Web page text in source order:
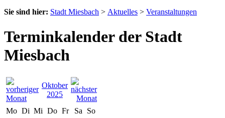
Sie sind hier: Stadt Miesbach > Aktuelles > Veranstaltungen
Terminkalender der Stadt
Miesbach
Oktober
2025
Mo Di Mi Do Fr Sa
So